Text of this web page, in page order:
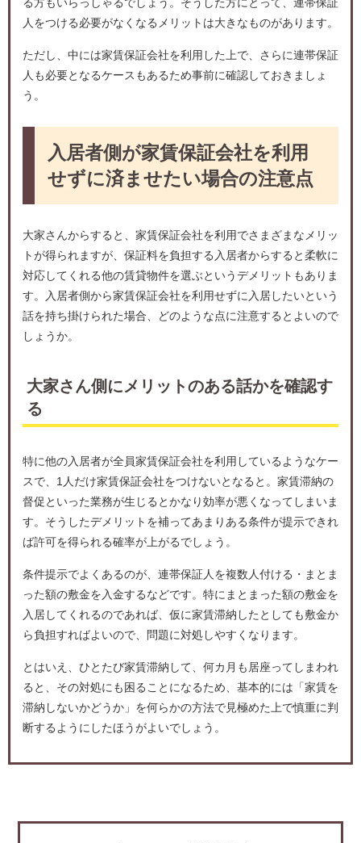
人をつける必要がなくなるメリットは大きなものがあります。
ただし、中には家賃保証会社を利用した上で、さらに連帯保証
人も必要となるケースもあるため事前に確認しておきましょ
う。
入居者側が家賃保証会社を利用
せずに済ませたい場合の注意点
大家さんからすると、家賃保証会社を利用でさまざまなメリッ
トが得られますが、保証料を負担する入居者からすると柔軟に
対応してくれる他の賃貸物件を選ぶというデメリットもありま
す。入居者側から家賃保証会社を利用せずに入居したいという
話を持ち掛けられた場合、どのような点に注意するとよいので
しょうか。
大家さん側にメリットのある話かを確認す
る
特に他の入居者が全員家賃保証会社を利用しているようなケー
スで、1人だけ家賃保証会社をつけないとなると。家賃滞納の
督促といった業務が生じるとかなり効率が悪くなってしまいま
す。そうしたデメリットを補ってあまりある条件が提示できれ
ば許可を得られる確率が上がるでしょう。
条件提示でよくあるのが、連帯保証人を複数人付ける・まとま
った額の敷金を入金するなどです。特にまとまった額の敷金を
入居してくれるのであれば、仮に家賃滞納したとしても敷金か
ら負担すればよいので、問題に対処しやすくなります。
とはいえ、ひとたび家賃滞納して、何カ月も居座ってしまわれ
ると、その対処にも困ることになるため、基本的には「家賃を
滞納しないかどうか」を何らかの方法で見極めた上で慎重に判
断するようにしたほうがよいでしょう。